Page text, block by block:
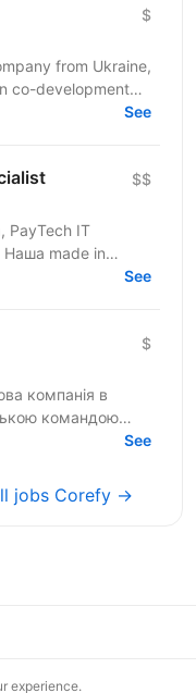
$
from Ukraine,
co-development
See
$$
PayTech IT
Наша made in
хабом для
See
$
компанія в
командою
IT-рішення ринку
See
jobs Corefy →
experience.